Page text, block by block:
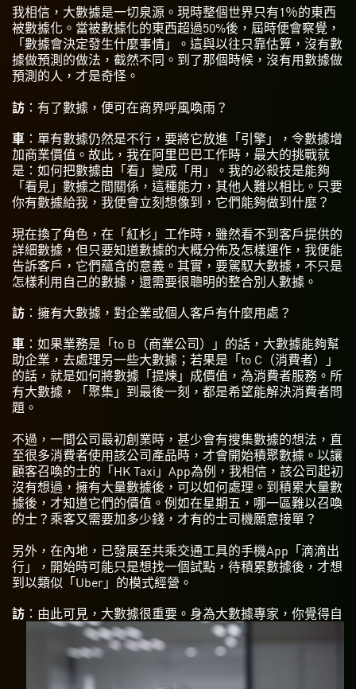
我相信，大數據是一切泉源。現時整個世界只有1％的東西
被數據化。當被數據化的東西超過50%後，屆時便會察覺，
「數據會決定發生什麼事情」。這與以往只靠估算，沒有數
據做預測的做法，截然不同。到了那個時候，沒有用數據做
預測的人，才是奇怪。
訪 ：有了數據，便可在商界呼風喚雨？
車 ：單有數據仍然是不行，要將它放進「引擎」，令數據增
加商業價值。故此，我在阿里巴巴工作時，最大的挑戰就
是：如何把數據由「看」變成「用」。我的必殺技是能夠
「看見」數據之間關係，這種能力，其他人難以相比。只要
你有數據給我，我便會立刻想像到，它們能夠做到什麼？
現在換了角色，在「紅杉」工作時，雖然看不到客戶提供的
詳細數據，但只要知道數據的大概分佈及怎樣運作，我便能
告訴客戶，它們蘊含的意義。其實，要駕馭大數據，不只是
怎樣利用自己的數據，還需要很聰明的整合別人數據。
訪 ：擁有大數據，對企業或個人客戶有什麼用處？
車 ：如果業務是「to B（商業公司）」的話，大數據能夠幫
助企業，去處理另一些大數據；若果是「to C（消費者）」
的話，就是如何將數據「提煉」成價值，為消費者服務。所
有大數據，「聚集」到最後一刻，都是希望能解決消費者問
題。
不過，一間公司最初創業時，甚少會有搜集數據的想法，直
至很多消費者使用該公司產品時，才會開始積聚數據。以讓
顧客召喚的士的「HK Taxi」App為例，我相信，該公司起初
沒有想過，擁有大量數據後，可以如何處理。到積累大量數
據後，才知道它們的價值。例如在星期五，哪一區難以召喚
的士？乘客又需要加多少錢，才有的士司機願意接單？
另外，在內地，已發展至共乘交通工具的手機App「滴滴出
行」，開始時可能只是想找一個試點，待積累數據後，才想
到以類似「Uber」的模式經營。
訪 ：由此可見，大數據很重要。身為大數據專家，你覺得自